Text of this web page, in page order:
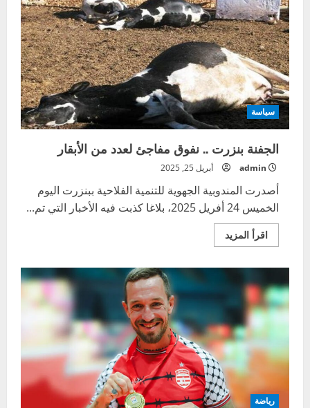
ضد
الانتصاب
الفوضوي
سياسة
الجفنة بنزرت .. نفوق مفاجئ لعدد من الأبقار
admin أبريل 25, 2025
أصدرت المندوبية الجهوية للتنمية الفلاحية ببنزرت اليوم
الخميس 24 أفريل 2025، بلاغا كذبت فيه الأخبار التي تم...
اقرأ المزيداقرأ
المزيد
نفوق
مفاجئ
من
الأبقار
رياضة